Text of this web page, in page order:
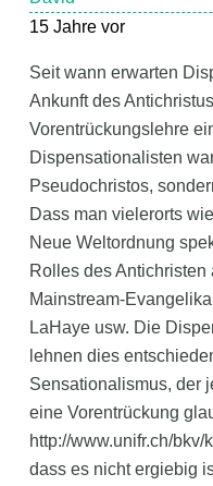
15 Jahre vor
Seit wann erwarten
Ankunft des
Vorentrückungslehre
Dispensationalisten
Pseudochristos,
Dass man vielerorts
Neue Weltordnung
Rolles des Antichristen
Mainstream-
LaHaye usw. Die
lehnen dies
Sensationalismus, der
eine Vorentrückung
http://www.unifr.ch/
dass es nicht ergiebig